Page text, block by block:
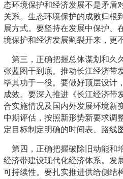
态环境保护和经济发展不是矛盾
关系。生态环境保护的成败归根
展方式。要坚持在发展中保护、
境保护和经济发展割裂开来，更
第三，正确把握总体谋划和久
张蓝图干到底。推动长江经济带
毕其功于一役。要做好顶层设计
成效。要深入推进《长江经济带
合实施情况及国内外发展环境新
中期评估，按照新形势新要求调
定目标制定明确的时间表、路线
第四，正确把握破除旧动能和
经济带建设现代化经济体系。发
可持续性。要扎实推进供给侧结